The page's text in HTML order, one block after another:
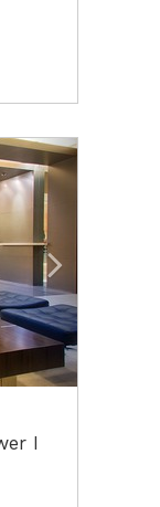
Next2
I